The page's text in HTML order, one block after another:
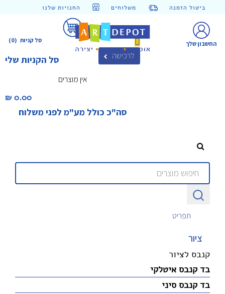
ביטול הזמנה משלוחים החנויות שלנו
(0) סל קניות
סל הקניות שלי לרכישה
אין מוצרים
0.00 ₪‎
סה"כ כולל מע"מ לפני משלוח
החשבון שלך
תפריט
ציור
קנבס לציור
בד קנבס איטלקי
בד קנבס סיני